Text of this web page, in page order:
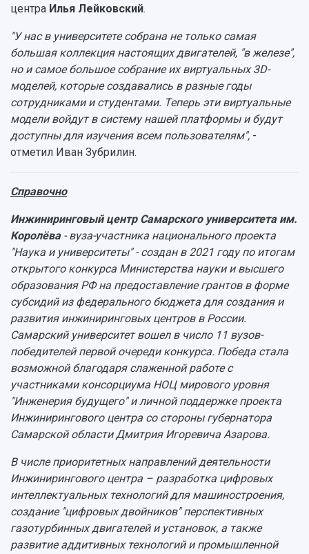
центра Илья Лейковский.
"У нас в университете собрана не только самая
большая коллекция настоящих двигателей, "в железе",
но и самое большое собрание их виртуальных 3D-
моделей, которые создавались в разные годы
сотрудниками и студентами. Теперь эти виртуальные
модели войдут в систему нашей платформы и будут
доступны для изучения всем пользователям", -
отметил Иван Зубрилин.
Справочно
Инжиниринговый центр Самарского университета им.
Королёва- вуза-участника национального проекта
"Наука и университеты" - создан в 2021 году по итогам
открытого конкурса Министерства науки и высшего
образования РФ на предоставление грантов в форме
субсидий из федерального бюджета для создания и
развития инжиниринговых центров в России.
Самарский университет вошел в число 11 вузов-
победителей первой очереди конкурса. Победа стала
возможной благодаря слаженной работе с
участниками консорциума НОЦ мирового уровня
"Инженерия будущего" и личной поддержке проекта
Инжинирингового центра со стороны губернатора
Самарской области Дмитрия Игоревича Азарова.
В числе приоритетных направлений деятельности
Инжинирингового центра – разработка цифровых
интеллектуальных технологий для машиностроения,
создание "цифровых двойников" перспективных
газотурбинных двигателей и установок, а также
развитие аддитивных технологий и промышленной